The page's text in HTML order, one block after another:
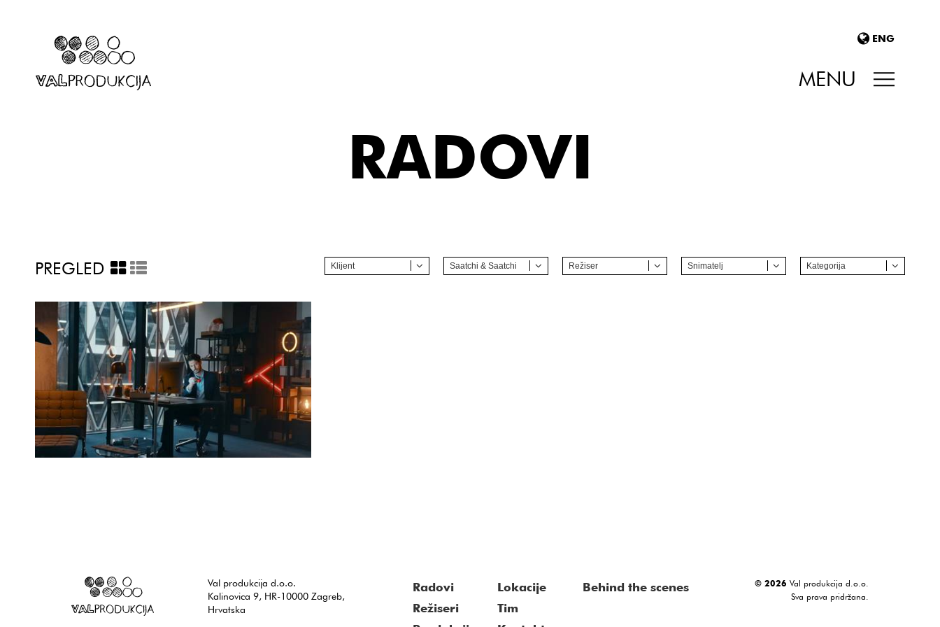
ENG
MENU
RADOVI
PREGLED Klijent Saatchi & Saatchi Režiser Snimatelj Kategorija
Karlovačko
Istok Tornjanski
Karlovačko - Uz ekipu
Val produkcija d.o.o.
Kalinovica 9, HR-10000 Zagreb,
Hrvatska
Radovi
Režiseri
Lokacije
Tim
Behind the scenes © 2026 Val produkcija d.o.o.
Sva prava pridržana.